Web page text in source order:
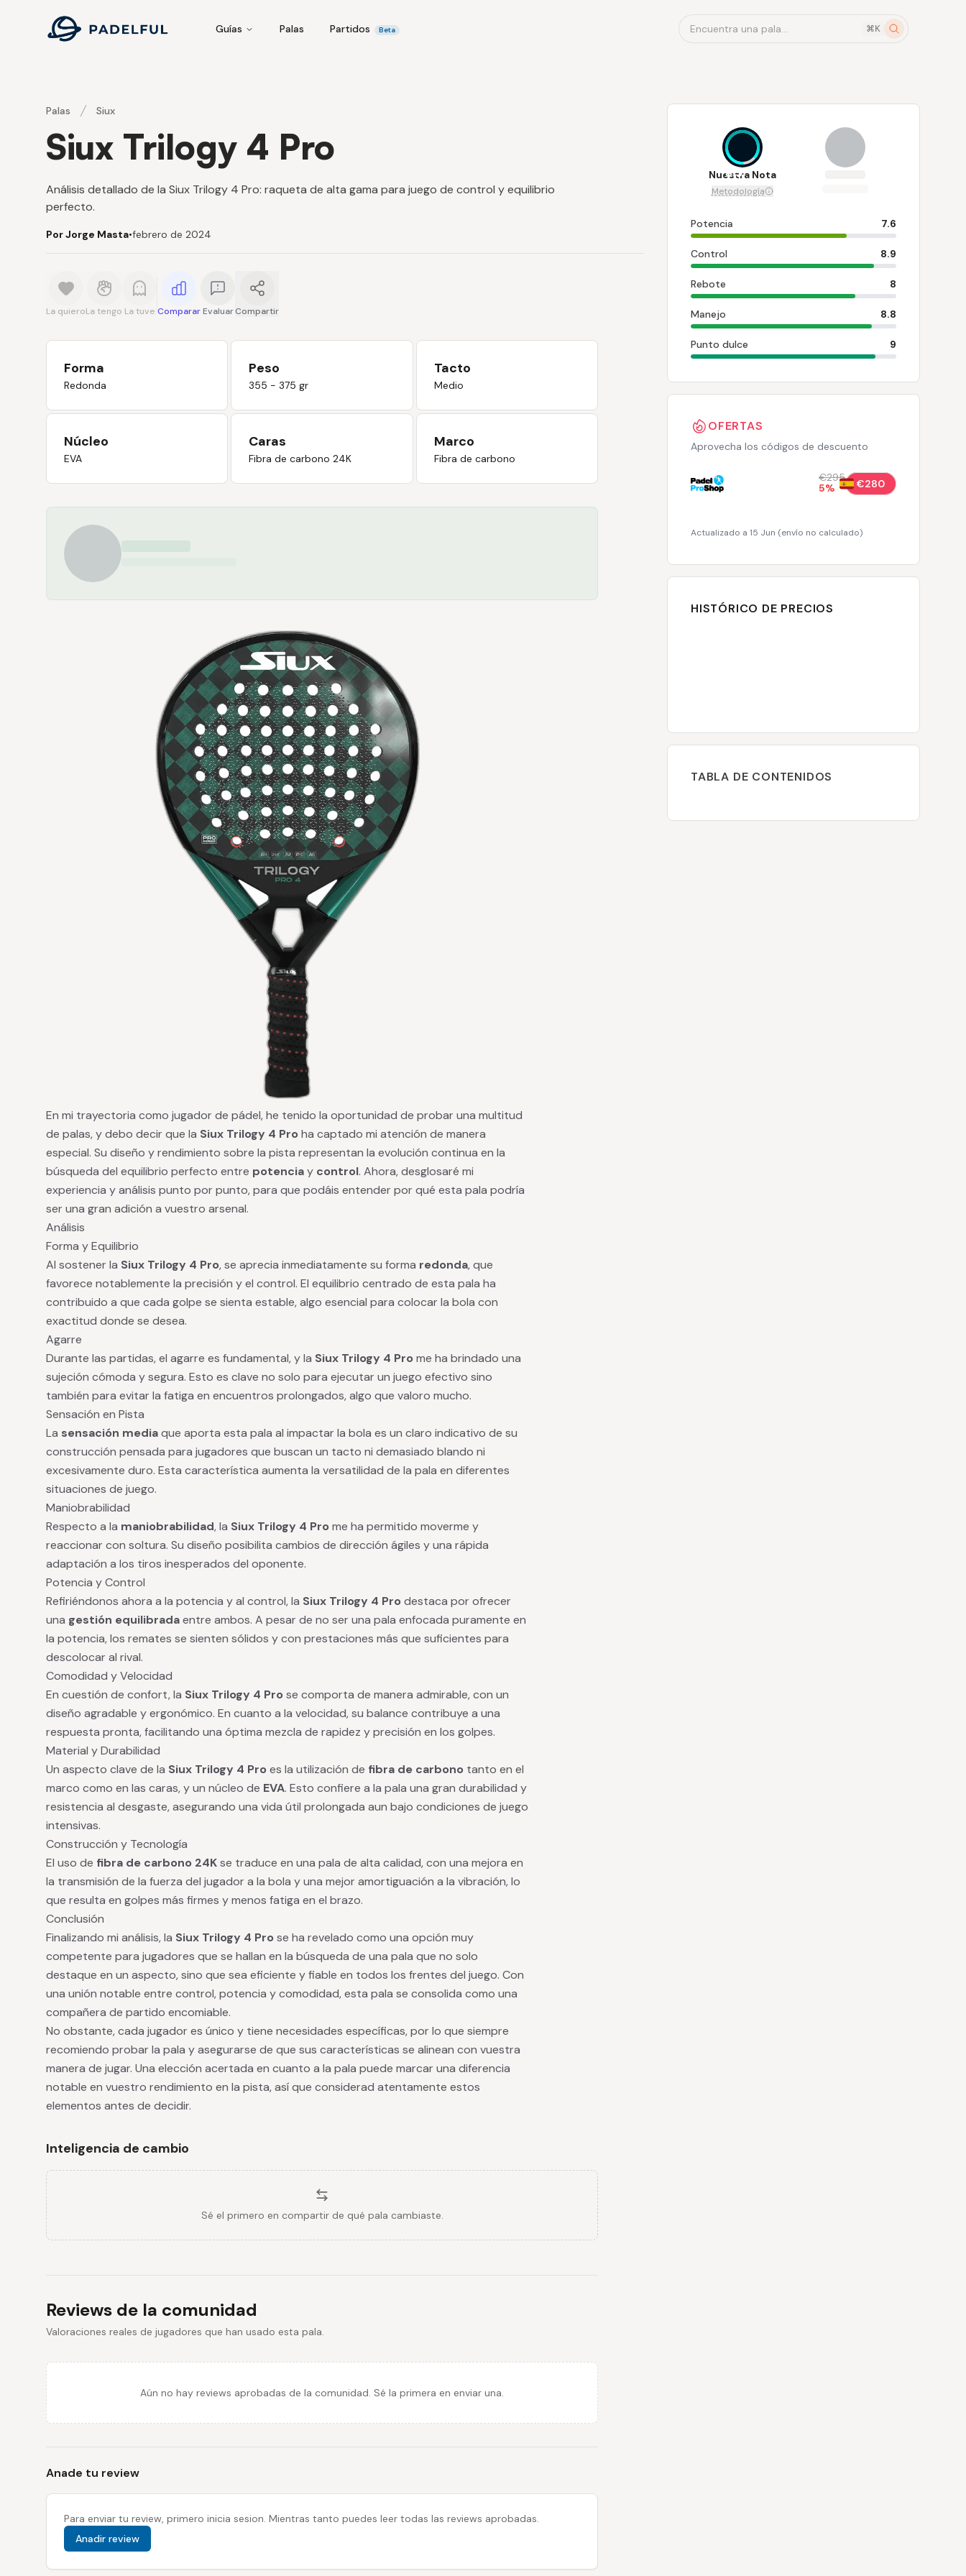
Padelful
Guías Palas Partidos Beta Encuentra una pala... ⌘K
Palas Siux
Siux Trilogy 4 Pro
Análisis detallado de la Siux Trilogy 4 Pro: raqueta de alta gama para juego de control y equilibrio
perfecto.
Por Jorge Masta•febrero de 2024
La quieroLa tengo La tuve CompararEvaluar Compartir
Forma
Redonda
Peso
355 - 375 gr
Tacto
Medio
Núcleo
EVA
Caras
Fibra de carbono 24K
Marco
Fibra de carbono
En mi trayectoria como jugador de pádel, he tenido la oportunidad de probar una multitud
de palas, y debo decir que la Siux Trilogy 4 Pro ha captado mi atención de manera
especial. Su diseño y rendimiento sobre la pista representan la evolución continua en la
búsqueda del equilibrio perfecto entre potenciay control. Ahora, desglosaré mi
experiencia y análisis punto por punto, para que podáis entender por qué esta pala podría
ser una gran adición a vuestro arsenal.
Análisis
Forma y Equilibrio
Al sostener la Siux Trilogy 4 Pro, se aprecia inmediatamente su forma redonda, que
favorece notablemente la precisión y el control. El equilibrio centrado de esta pala ha
contribuido a que cada golpe se sienta estable, algo esencial para colocar la bola con
exactitud donde se desea.
Agarre
Durante las partidas, el agarre es fundamental, y la Siux Trilogy 4 Pro me ha brindado una
sujeción cómoda y segura. Esto es clave no solo para ejecutar un juego efectivo sino
también para evitar la fatiga en encuentros prolongados, algo que valoro mucho.
Sensación en Pista
La sensación mediaque aporta esta pala al impactar la bola es un claro indicativo de su
construcción pensada para jugadores que buscan un tacto ni demasiado blando ni
excesivamente duro. Esta característica aumenta la versatilidad de la pala en diferentes
situaciones de juego.
Maniobrabilidad
Respecto a la maniobrabilidad, la Siux Trilogy 4 Pro me ha permitido moverme y
reaccionar con soltura. Su diseño posibilita cambios de dirección ágiles y una rápida
adaptación a los tiros inesperados del oponente.
Potencia y Control
Refiriéndonos ahora a la potencia y al control, la Siux Trilogy 4 Pro destaca por ofrecer
una gestión equilibradaentre ambos. A pesar de no ser una pala enfocada puramente en
la potencia, los remates se sienten sólidos y con prestaciones más que suficientes para
descolocar al rival.
Comodidad y Velocidad
En cuestión de confort, la Siux Trilogy 4 Pro se comporta de manera admirable, con un
diseño agradable y ergonómico. En cuanto a la velocidad, su balance contribuye a una
respuesta pronta, facilitando una óptima mezcla de rapidez y precisión en los golpes.
Material y Durabilidad
Un aspecto clave de la Siux Trilogy 4 Pro es la utilización de fibra de carbono tanto en el
marco como en las caras, y un núcleo de EVA. Esto confiere a la pala una gran durabilidad y
resistencia al desgaste, asegurando una vida útil prolongada aun bajo condiciones de juego
intensivas.
Construcción y Tecnología
El uso de fibra de carbono 24Kse traduce en una pala de alta calidad, con una mejora en
la transmisión de la fuerza del jugador a la bola y una mejor amortiguación a la vibración, lo
que resulta en golpes más firmes y menos fatiga en el brazo.
Conclusión
Finalizando mi análisis, la Siux Trilogy 4 Pro se ha revelado como una opción muy
competente para jugadores que se hallan en la búsqueda de una pala que no solo
destaque en un aspecto, sino que sea eficiente y fiable en todos los frentes del juego. Con
una unión notable entre control, potencia y comodidad, esta pala se consolida como una
compañera de partido encomiable.
No obstante, cada jugador es único y tiene necesidades específicas, por lo que siempre
recomiendo probar la pala y asegurarse de que sus características se alinean con vuestra
manera de jugar. Una elección acertada en cuanto a la pala puede marcar una diferencia
notable en vuestro rendimiento en la pista, así que considerad atentamente estos
elementos antes de decidir.
Inteligencia de cambio
Sé el primero en compartir de qué pala cambiaste.
Reviews de la comunidad
Valoraciones reales de jugadores que han usado esta pala.
Aún no hay reviews aprobadas de la comunidad. Sé la primera en enviar una.
Anade tu review
Para enviar tu review, primero inicia sesion. Mientras tanto puedes leer todas las reviews aprobadas.
Anadir review
8.5
Nuestra Nota
Metodología
Potencia 7.6
Control 8.9
Rebote 8
Manejo 8.8
Punto dulce 9
OFERTAS
Aprovecha los códigos de descuento
€295
5% €280
Actualizado a 15 Jun (envío no calculado)
HISTÓRICO DE PRECIOS
TABLA DE CONTENIDOS